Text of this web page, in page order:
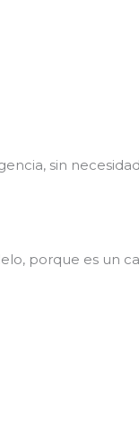
sin
porque es un